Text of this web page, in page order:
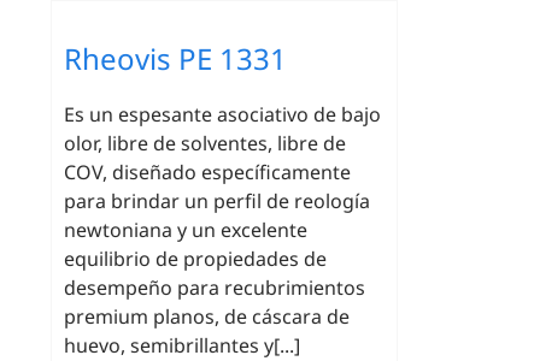
Rheovis PE 1331
Es un espesante asociativo de bajo
olor, libre de solventes, libre de
COV, diseñado específicamente
para brindar un perfil de reología
newtoniana y un excelente
equilibrio de propiedades de
desempeño para recubrimientos
premium planos, de cáscara de
huevo, semibrillantes y[...]